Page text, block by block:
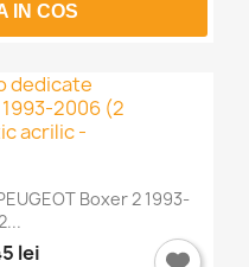
IN COS
Boxer 2 1993-
lei